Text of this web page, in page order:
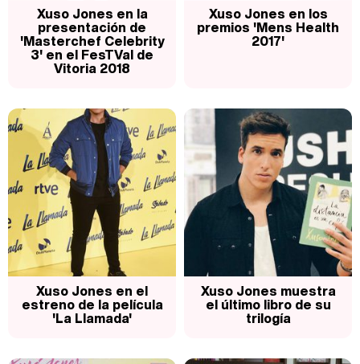
Xuso Jones en la
presentación de
'Masterchef Celebrity
3' en el FesTVal de
Vitoria 2018
Xuso Jones en los
premios 'Mens Health
2017'
Xuso Jones en el
estreno de la película
'La Llamada'
Xuso Jones muestra
el último libro de su
trilogía